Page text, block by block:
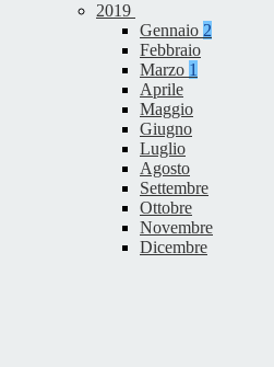
2019
Gennaio 2
Febbraio
Marzo 1
Aprile
Maggio
Giugno
Luglio
Agosto
Settembre
Ottobre
Novembre
Dicembre